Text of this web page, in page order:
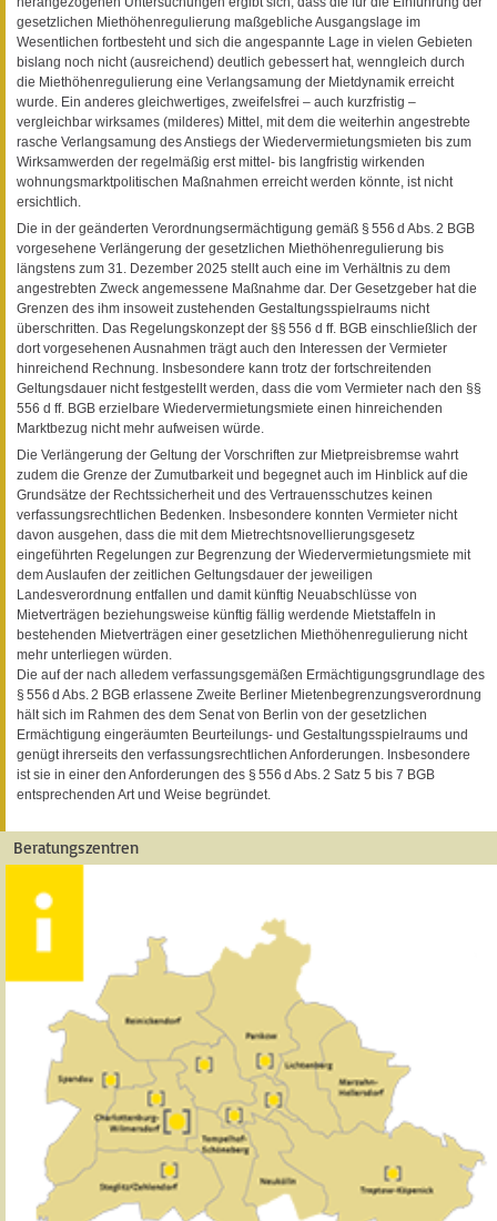
gesetzlichen Miethöhenregulierung maßgebliche Ausgangslage im
Wesentlichen fortbesteht und sich die angespannte Lage in vielen Gebieten
bislang noch nicht (ausreichend) deutlich gebessert hat, wenngleich durch
die Miethöhenregulierung eine Verlangsamung der Mietdynamik erreicht
wurde. Ein anderes gleichwertiges, zweifelsfrei – auch kurzfristig –
vergleichbar wirksames (milderes) Mittel, mit dem die weiterhin angestrebte
rasche Verlangsamung des Anstiegs der Wiedervermietungsmieten bis zum
Wirksamwerden der regelmäßig erst mittel- bis langfristig wirkenden
wohnungsmarktpolitischen Maßnahmen erreicht werden könnte, ist nicht
ersichtlich.
Die in der geänderten Verordnungsermächtigung gemäß § 556 d Abs. 2 BGB
vorgesehene Verlängerung der gesetzlichen Miethöhenregulierung bis
längstens zum 31. Dezember 2025 stellt auch eine im Verhältnis zu dem
angestrebten Zweck angemessene Maßnahme dar. Der Gesetzgeber hat die
Grenzen des ihm insoweit zustehenden Gestaltungsspielraums nicht
überschritten. Das Regelungskonzept der §§ 556 d ff. BGB einschließlich der
dort vorgesehenen Ausnahmen trägt auch den Interessen der Vermieter
hinreichend Rechnung. Insbesondere kann trotz der fortschreitenden
Geltungsdauer nicht festgestellt werden, dass die vom Vermieter nach den §§
556 d ff. BGB erzielbare Wiedervermietungsmiete einen hinreichenden
Marktbezug nicht mehr aufweisen würde.
Die Verlängerung der Geltung der Vorschriften zur Mietpreisbremse wahrt
zudem die Grenze der Zumutbarkeit und begegnet auch im Hinblick auf die
Grundsätze der Rechtssicherheit und des Vertrauensschutzes keinen
verfassungsrechtlichen Bedenken. Insbesondere konnten Vermieter nicht
davon ausgehen, dass die mit dem Mietrechtsnovellierungsgesetz
eingeführten Regelungen zur Begrenzung der Wiedervermietungsmiete mit
dem Auslaufen der zeitlichen Geltungsdauer der jeweiligen
Landesverordnung entfallen und damit künftig Neuabschlüsse von
Mietverträgen beziehungsweise künftig fällig werdende Mietstaffeln in
bestehenden Mietverträgen einer gesetzlichen Miethöhenregulierung nicht
mehr unterliegen würden.
Die auf der nach alledem verfassungsgemäßen Ermächtigungsgrundlage des
§ 556 d Abs. 2 BGB erlassene Zweite Berliner Mietenbegrenzungsverordnung
hält sich im Rahmen des dem Senat von Berlin von der gesetzlichen
Ermächtigung eingeräumten Beurteilungs- und Gestaltungsspielraums und
genügt ihrerseits den verfassungsrechtlichen Anforderungen. Insbesondere
ist sie in einer den Anforderungen des § 556 d Abs. 2 Satz 5 bis 7 BGB
entsprechenden Art und Weise begründet.
Beratungszentren